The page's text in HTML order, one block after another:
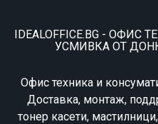
IDEALOFFICE.BG -
УСМИВКА ОТ
Офис техника и
Доставка, монтаж,
тонер касети,